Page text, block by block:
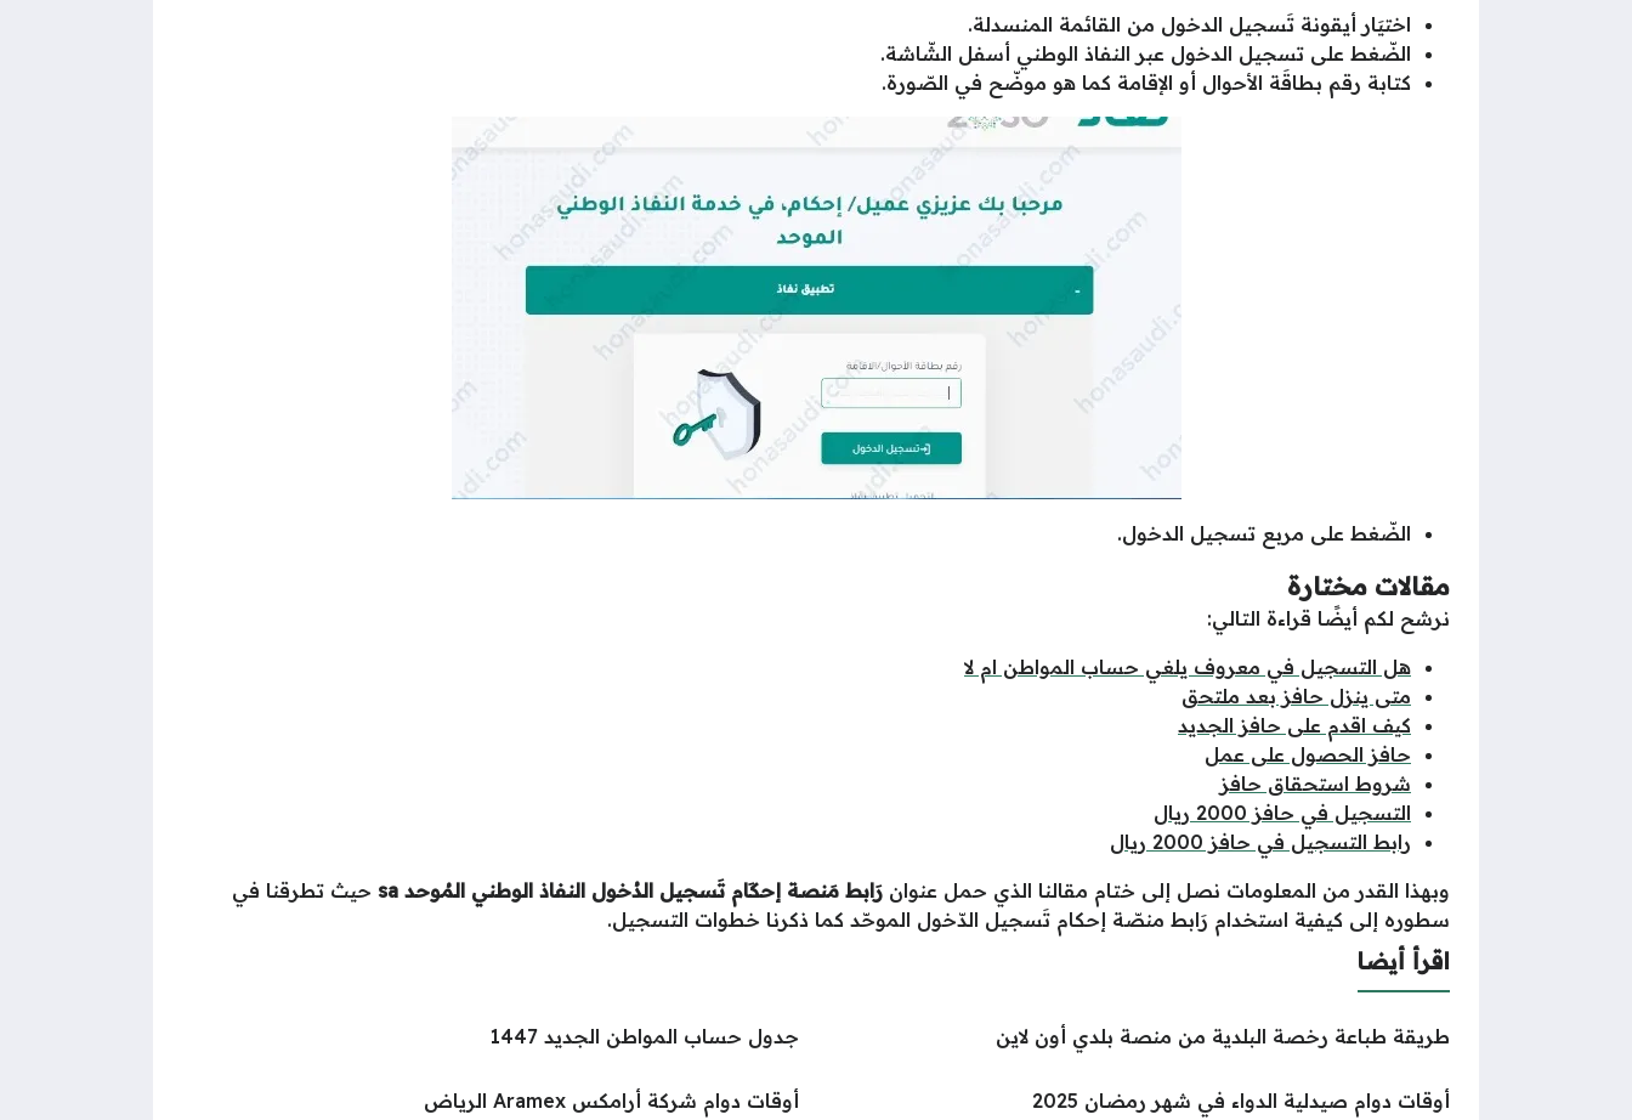
اختيَار أيقونة تَسجيل الدخول من القائمة المنسدلة.
الضّغط على تسجيل الدخول عبر النفاذ الوطني أسفل الشّاشة.
كتابة رقم بطاقَة الأحوال أو الإقامة كما هو موضّح في الصّورة.
الضّغط على مربع تسجيل الدخول.
مقالات مختارة
نرشح لكم أيضًا قراءة التالي:
هل التسجيل في معروف يلغي حساب المواطن ام لا
متى ينزل حافز بعد ملتحق
كيف اقدم على حافز الجديد
حافز الحصول على عمل
شروط استحقاق حافز
التسجيل في حافز 2000 ريال
رابط التسجيل في حافز 2000 ريال
وبهذا القدر من المعلومات نصل إلى ختام مقالنا الذي حمل عنوان رَابط مَنصة إحكَام تَسجيل الدُخول النفاذ الوطني المُوحد sa حيث تطرقنا في
سطوره إلى كيفية استخدام رَابط منصّة إحكام تَسجيل الدّخول الموحّد كما ذكرنا خطوات التسجيل.
اقرأ أيضا
طريقة طباعة رخصة البلدية من منصة بلدي أون لاين جدول حساب المواطن الجديد 1447
أوقات دوام صيدلية الدواء في شهر رمضان 2025 أوقات دوام شركة أرامكس Aramex الرياض